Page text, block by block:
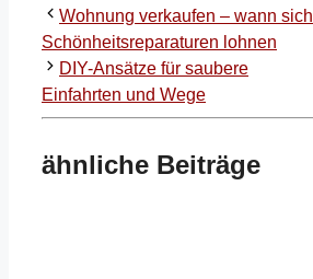
Wohnung verkaufen – wann sich
Schönheitsreparaturen lohnen
DIY-Ansätze für saubere
Einfahrten und Wege
ähnliche Beiträge